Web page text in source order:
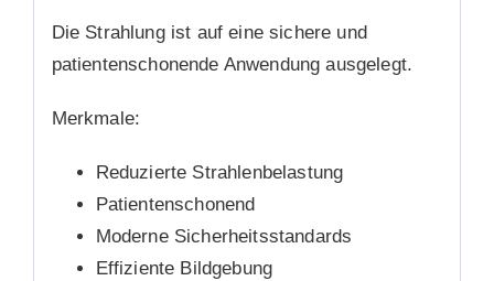
Die Strahlung ist auf eine sichere und
patientenschonende Anwendung ausgelegt.
Merkmale:
Reduzierte Strahlenbelastung
Patientenschonend
Moderne Sicherheitsstandards
Effiziente Bildgebung